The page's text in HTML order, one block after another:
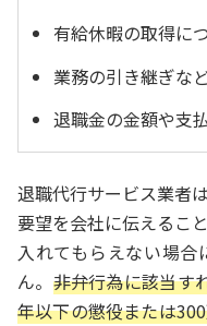
有給休暇の取得に
業務の引き継ぎな
退職金の金額や支
退職代行サービス業者
要望を会社に伝えるこ
入れてもらえない場
ん。 非弁行為に該当す
年以下の懲役または